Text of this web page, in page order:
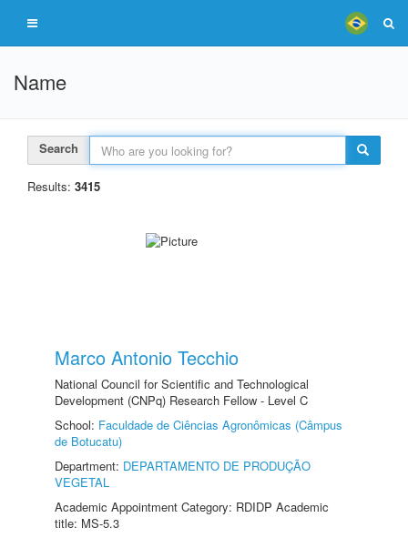
Name
Search
Results: 3415
Marco Antonio Tecchio
National Council for Scientific and Technological
Development (CNPq) Research Fellow - Level C
School: Faculdade de Ciências Agronômicas (Câmpus
de Botucatu)
Department: DEPARTAMENTO DE PRODUÇÃO
VEGETAL
Academic Appointment Category: RDIDP Academic
title: MS-5.3